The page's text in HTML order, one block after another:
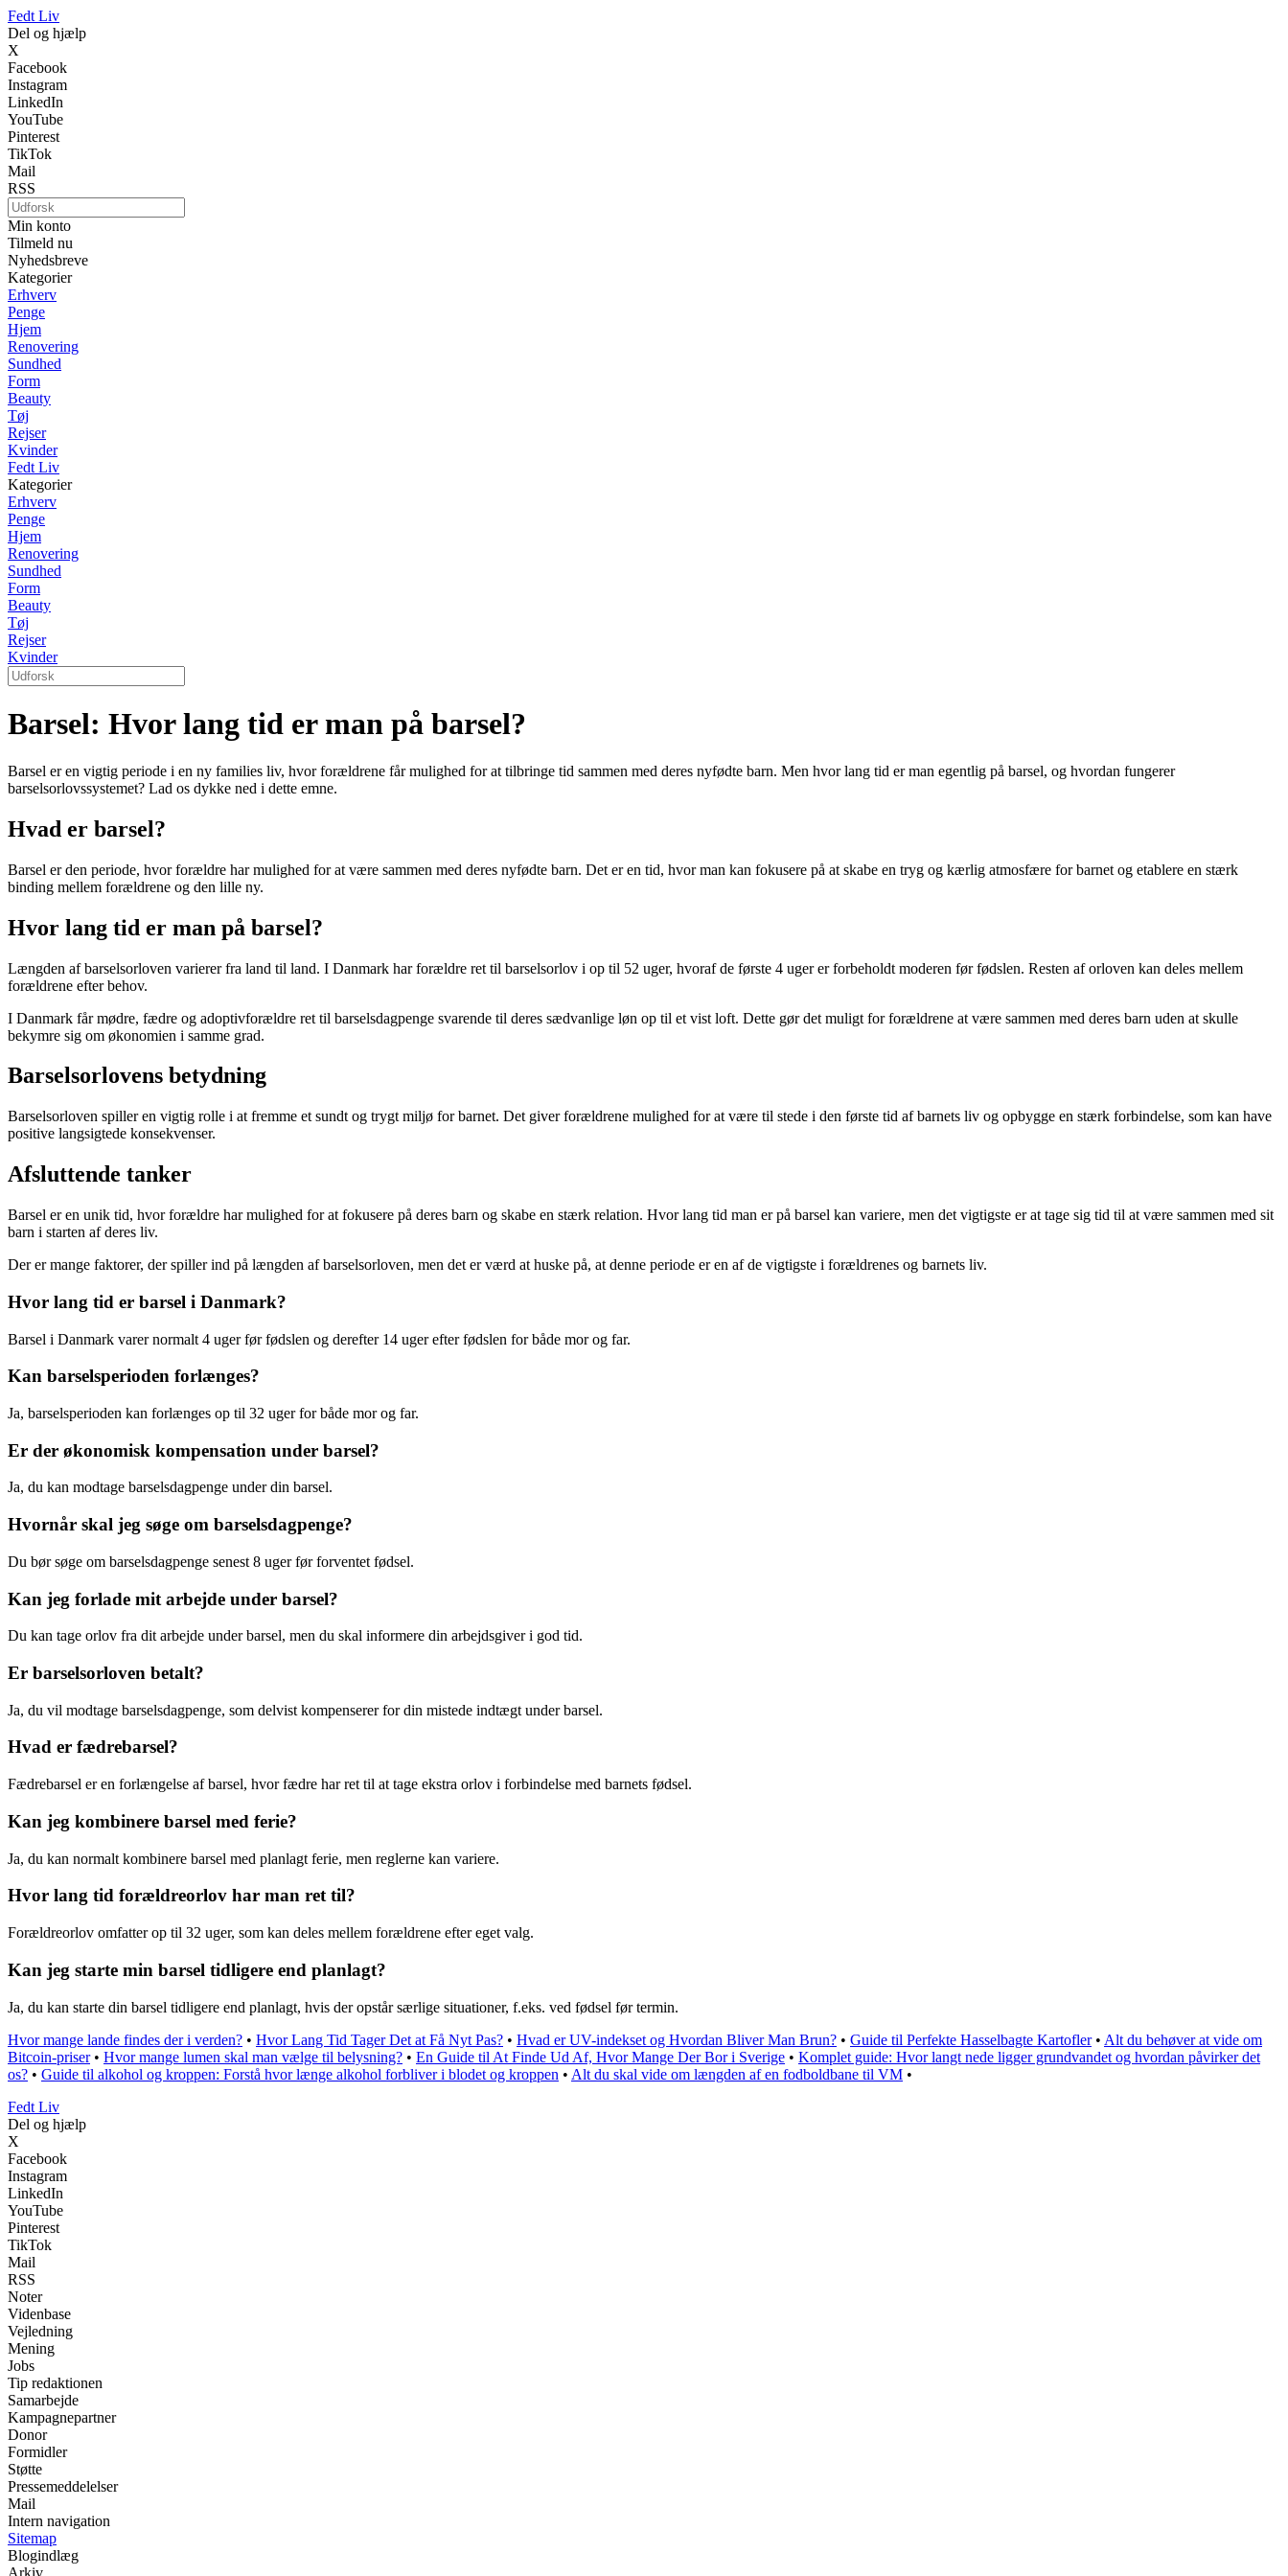
Fedt Liv
Del og hjælp
X
Facebook
Instagram
LinkedIn
YouTube
Pinterest
TikTok
Mail
RSS
Min konto
Tilmeld nu
Nyhedsbreve
Kategorier
Erhverv
Penge
Hjem
Renovering
Sundhed
Form
Beauty
Tøj
Rejser
Kvinder
Fedt Liv
Kategorier
Erhverv
Penge
Hjem
Renovering
Sundhed
Form
Beauty
Tøj
Rejser
Kvinder
Barsel: Hvor lang tid er man på barsel?
Barsel er en vigtig periode i en ny families liv, hvor forældrene får mulighed for at tilbringe tid sammen med deres nyfødte barn. Men hvor lang tid er man egentlig på barsel, og hvordan fungerer
barselsorlovssystemet? Lad os dykke ned i dette emne.
Hvad er barsel?
Barsel er den periode, hvor forældre har mulighed for at være sammen med deres nyfødte barn. Det er en tid, hvor man kan fokusere på at skabe en tryg og kærlig atmosfære for barnet og etablere en stærk
binding mellem forældrene og den lille ny.
Hvor lang tid er man på barsel?
Længden af barselsorloven varierer fra land til land. I Danmark har forældre ret til barselsorlov i op til 52 uger, hvoraf de første 4 uger er forbeholdt moderen før fødslen. Resten af orloven kan deles mellem
forældrene efter behov.
I Danmark får mødre, fædre og adoptivforældre ret til barselsdagpenge svarende til deres sædvanlige løn op til et vist loft. Dette gør det muligt for forældrene at være sammen med deres barn uden at skulle
bekymre sig om økonomien i samme grad.
Barselsorlovens betydning
Barselsorloven spiller en vigtig rolle i at fremme et sundt og trygt miljø for barnet. Det giver forældrene mulighed for at være til stede i den første tid af barnets liv og opbygge en stærk forbindelse, som kan have
positive langsigtede konsekvenser.
Afsluttende tanker
Barsel er en unik tid, hvor forældre har mulighed for at fokusere på deres barn og skabe en stærk relation. Hvor lang tid man er på barsel kan variere, men det vigtigste er at tage sig tid til at være sammen med sit
barn i starten af deres liv.
Der er mange faktorer, der spiller ind på længden af barselsorloven, men det er værd at huske på, at denne periode er en af de vigtigste i forældrenes og barnets liv.
Hvor lang tid er barsel i Danmark?
Barsel i Danmark varer normalt 4 uger før fødslen og derefter 14 uger efter fødslen for både mor og far.
Kan barselsperioden forlænges?
Ja, barselsperioden kan forlænges op til 32 uger for både mor og far.
Er der økonomisk kompensation under barsel?
Ja, du kan modtage barselsdagpenge under din barsel.
Hvornår skal jeg søge om barselsdagpenge?
Du bør søge om barselsdagpenge senest 8 uger før forventet fødsel.
Kan jeg forlade mit arbejde under barsel?
Du kan tage orlov fra dit arbejde under barsel, men du skal informere din arbejdsgiver i god tid.
Er barselsorloven betalt?
Ja, du vil modtage barselsdagpenge, som delvist kompenserer for din mistede indtægt under barsel.
Hvad er fædrebarsel?
Fædrebarsel er en forlængelse af barsel, hvor fædre har ret til at tage ekstra orlov i forbindelse med barnets fødsel.
Kan jeg kombinere barsel med ferie?
Ja, du kan normalt kombinere barsel med planlagt ferie, men reglerne kan variere.
Hvor lang tid forældreorlov har man ret til?
Forældreorlov omfatter op til 32 uger, som kan deles mellem forældrene efter eget valg.
Kan jeg starte min barsel tidligere end planlagt?
Ja, du kan starte din barsel tidligere end planlagt, hvis der opstår særlige situationer, f.eks. ved fødsel før termin.
Hvor mange lande findes der i verden? • Hvor Lang Tid Tager Det at Få Nyt Pas? • Hvad er UV-indekset og Hvordan Bliver Man Brun? • Guide til Perfekte Hasselbagte Kartofler• Alt du behøver at vide om
Bitcoin-priser• Hvor mange lumen skal man vælge til belysning? • En Guide til At Finde Ud Af, Hvor Mange Der Bor i Sverige • Komplet guide: Hvor langt nede ligger grundvandet og hvordan påvirker det
os? • Guide til alkohol og kroppen: Forstå hvor længe alkohol forbliver i blodet og kroppen • Alt du skal vide om længden af en fodboldbane til VM •
Fedt Liv
Del og hjælp
X
Facebook
Instagram
LinkedIn
YouTube
Pinterest
TikTok
Mail
RSS
Noter
Videnbase
Vejledning
Mening
Jobs
Tip redaktionen
Samarbejde
Kampagnepartner
Donor
Formidler
Støtte
Pressemeddelelser
Mail
Intern navigation
Sitemap
Blogindlæg
Arkiv